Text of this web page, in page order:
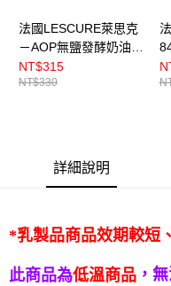
法國LESCURE萊思克
－AOP無鹽發酵奶油
500g
NT$315
NT$330
詳細說明
*乳製品商品效期較短
此商品為低溫商品 ，